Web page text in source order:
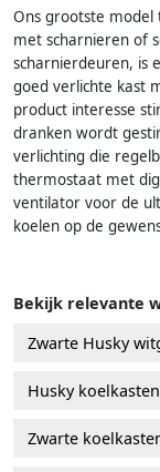
Ons grootste model
met scharnieren of
scharnierdeuren, is
goed verlichte kast
product interesse
dranken wordt
verlichting die
thermostaat met
ventilator voor de
koelen op de
Bekijk relevante
Zwarte Husky
Husky koelkasten
Zwarte